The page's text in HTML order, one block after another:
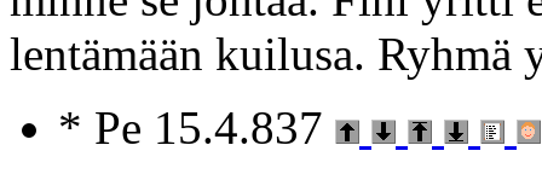
lentämään kuilusa. Ryhmä
* Pe 15.4.837